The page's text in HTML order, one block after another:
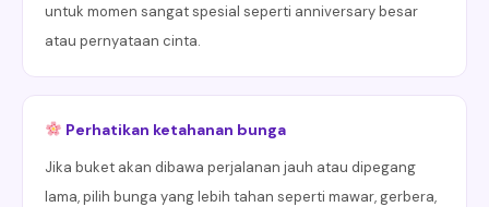
untuk momen sangat spesial seperti anniversary besar
atau pernyataan cinta.
Perhatikan ketahanan bunga
Jika buket akan dibawa perjalanan jauh atau dipegang
lama, pilih bunga yang lebih tahan seperti mawar, gerbera,